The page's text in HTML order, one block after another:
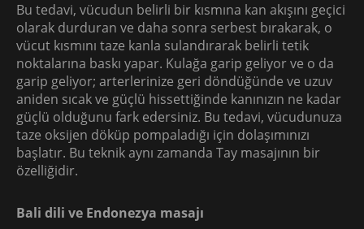
Bu tedavi, vücudun belirli bir kısmına kan akışını geçici
olarak durduran ve daha sonra serbest bırakarak, o
vücut kısmını taze kanla sulandırarak belirli tetik
noktalarına baskı yapar. Kulağa garip geliyor ve o da
garip geliyor; arterlerinize geri döndüğünde ve uzuv
aniden sıcak ve güçlü hissettiğinde kanınızın ne kadar
güçlü olduğunu fark edersiniz. Bu tedavi, vücudunuza
taze oksijen döküp pompaladığı için dolaşımınızı
başlatır. Bu teknik aynı zamanda Tay masajının bir
özelliğidir.
Bali dili ve Endonezya masajı